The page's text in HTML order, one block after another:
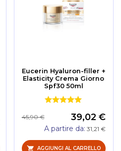
Eucerin Hyaluron-filler +
Elasticity Crema Giorno
Spf30 50ml
39,02 €
45,90 €
A partire da 31,21 €
AGGIUNGI AL CARRELLO